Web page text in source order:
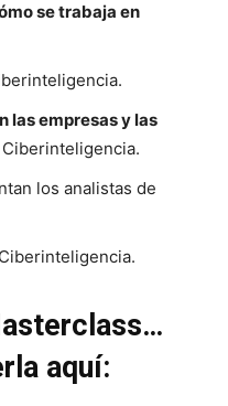
se trabaja en
las empresas y las
los analistas de
aquí: